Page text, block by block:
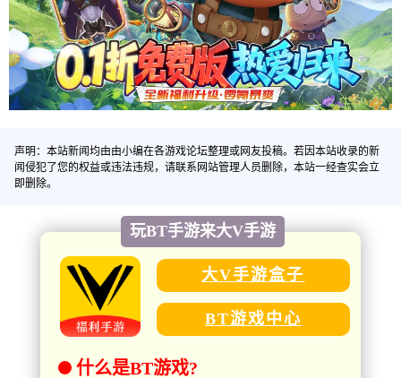
声明：本站新闻均由由小编在各游戏论坛整理或网友投稿。若因本站收录的新
闻侵犯了您的权益或违法违规，请联系网站管理人员删除，本站一经查实会立
即删除。
玩BT手游来大V手游
大V手游盒子
BT游戏中心
什么是BT游戏?